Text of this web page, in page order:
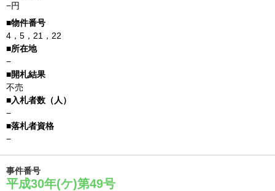
−円
4，5，21，22
−
不売
−
−
事件番号
平成30年(ケ)第49号